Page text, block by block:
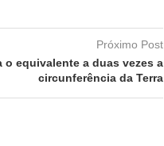
Próximo Post
o equivalente a duas vezes a
circunferência da Terra